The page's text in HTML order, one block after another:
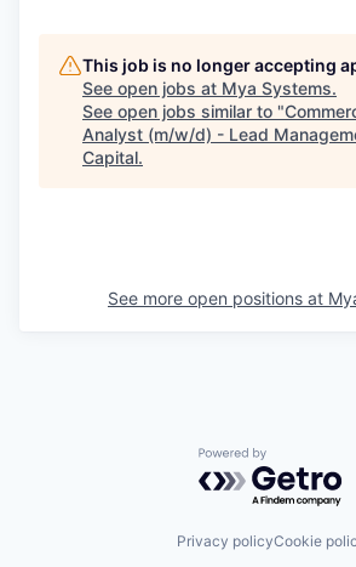
This job is no longer accepting
See open jobs at Mya Systems.
See open jobs similar to "
Analyst (m/w/d) - Lead
Capital.
See more open positions at
Powered by
Privacy policyCookie